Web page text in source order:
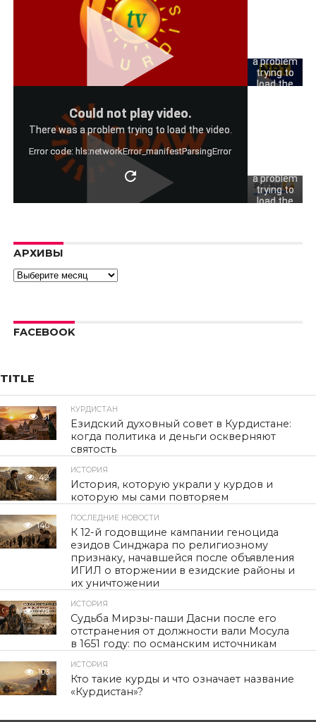
a problem
trying to
load the
Could not play video.
There was a problem trying to load the video.
Error code: hls:networkError_manifestParsingError
a problem
trying to
load the
АРХИВЫ
Архивы
FACEBOOK
TITLE
31
КУРДИСТАН
Езидский духовный совет в Курдистане:
когда политика и деньги оскверняют
святость
42
ИСТОРИЯ
История, которую украли у курдов и
которую мы сами повторяем
140
ПОСЛЕДНИЕ НОВОСТИ
К 12-й годовщине кампании геноцида
езидов Синджара по религиозному
признаку, начавшейся после объявления
ИГИЛ о вторжении в езидские районы и
их уничтожении
178
ИСТОРИЯ
Судьба Мирзы-паши Дасни после его
отстранения от должности вали Мосула
в 1651 году: по османским источникам
103
ИСТОРИЯ
Кто такие курды и что означает название
«Курдистан»?